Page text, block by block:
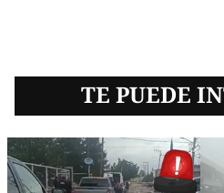
TE PUEDE